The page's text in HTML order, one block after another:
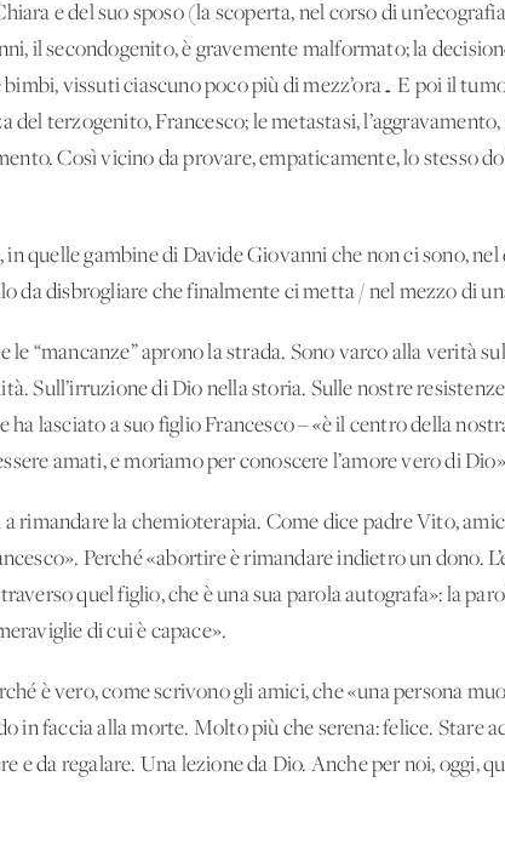
e del suo sposo (la scoperta, nel corso di
il secondogenito, è gravemente malformato; la
vissuti ciascuno poco più di mezz’ora… E poi il
terzogenito, Francesco; le metastasi,
Così vicino da provare, empaticamente, lo stesso
quelle gambine di Davide Giovanni che non ci sono,
da disbrogliare che finalmente ci metta / nel mezzo di
“mancanze” aprono la strada. Sono varco alla verità
Sull’irruzione di Dio nella storia. Sulle nostre
lasciato a suo figlio Francesco – «è il centro della
amati, e moriamo per conoscere l’amore vero di Dio»
a rimandare la chemioterapia. Come dice padre Vito,
Perché «abortire è rimandare indietro un dono.
quel figlio, che è una sua parola autografa»: la
di cui è capace».
è vero, come scrivono gli amici, che «una persona
in faccia alla morte. Molto più che serena: felice. Stare
e da regalare. Una lezione da Dio. Anche per noi, oggi,